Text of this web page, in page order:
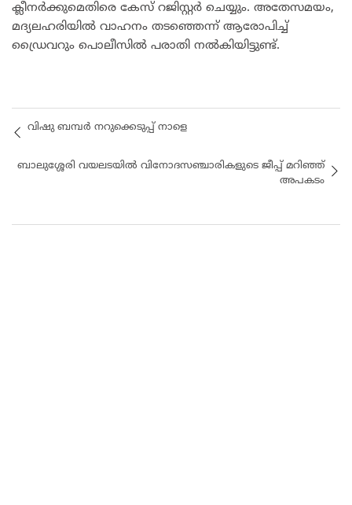
ക്ലീനർക്കുമെതിരെ കേസ് റജിസ്റ്റർ ചെയ്യും. അതേസമയം,
മദ്യലഹരിയിൽ വാഹനം തടഞ്ഞെന്ന് ആരോപിച്ച്
ഡ്രൈവറും പൊലീസിൽ പരാതി നൽകിയിട്ടുണ്ട്.
വിഷു ബമ്പർ നറുക്കെടുപ്പ് നാളെ
ബാലുശ്ശേരി വയലടയിൽ വിനോദസഞ്ചാരികളുടെ ജീപ്പ് മറിഞ്ഞ്
അപകടം